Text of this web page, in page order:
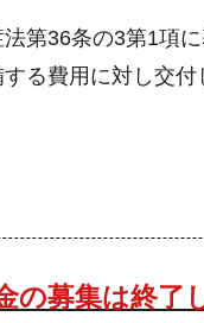
第36条の3第1項
る費用に対し交付
の募集は終了